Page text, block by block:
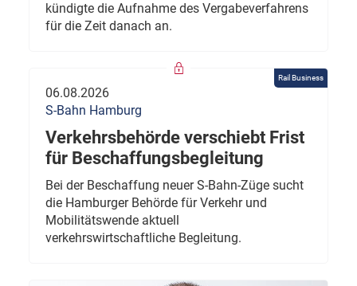
kündigte die Aufnahme des Vergabeverfahrens
für die Zeit danach an.
Rail Business
06.08.2026
S-Bahn Hamburg
Verkehrsbehörde verschiebt Frist
für Beschaffungsbegleitung
Bei der Beschaffung neuer S-Bahn-Züge sucht
die Hamburger Behörde für Verkehr und
Mobilitätswende aktuell
verkehrswirtschaftliche Begleitung.